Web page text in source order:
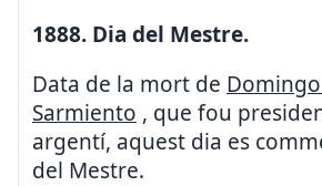
1888. Dia del Mestre.
Data de la mort de
Sarmiento , que fou
argentí, aquest dia es
del Mestre.